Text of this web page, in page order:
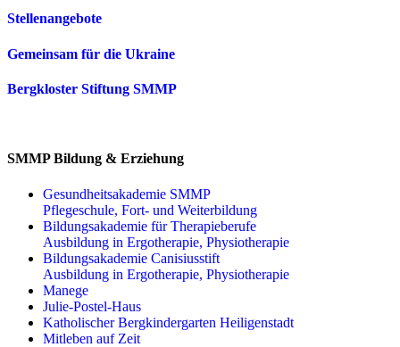
Stellenangebote
Gemeinsam für die Ukraine
Bergkloster Stiftung SMMP
SMMP Bildung & Erziehung
Gesundheitsakademie SMMP
Pflegeschule, Fort- und Weiterbildung
Bildungsakademie für Therapieberufe
Ausbildung in Ergotherapie, Physiotherapie
Bildungsakademie Canisiusstift
Ausbildung in Ergotherapie, Physiotherapie
Manege
Julie-Postel-Haus
Katholischer Bergkindergarten Heiligenstadt
Mitleben auf Zeit